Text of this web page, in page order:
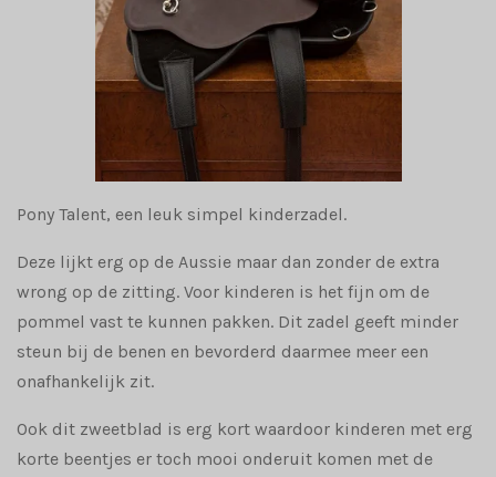
Pony Talent, een leuk simpel kinderzadel.
Deze lijkt erg op de Aussie maar dan zonder de extra
wrong op de zitting. Voor kinderen is het fijn om de
pommel vast te kunnen pakken. Dit zadel geeft minder
steun bij de benen en bevorderd daarmee meer een
onafhankelijk zit.
Ook dit zweetblad is erg kort waardoor kinderen met erg
korte beentjes er toch mooi onderuit komen met de